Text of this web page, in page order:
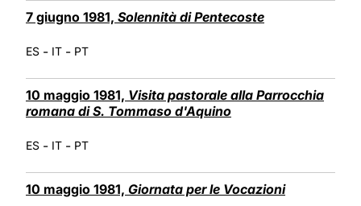
7 giugno 1981, Solennità di Pentecoste
ES - IT - PT
10 maggio 1981, Visita pastorale alla Parrocchia
romana di S. Tommaso d'Aquino
ES - IT - PT
10 maggio 1981, Giornata per le Vocazioni